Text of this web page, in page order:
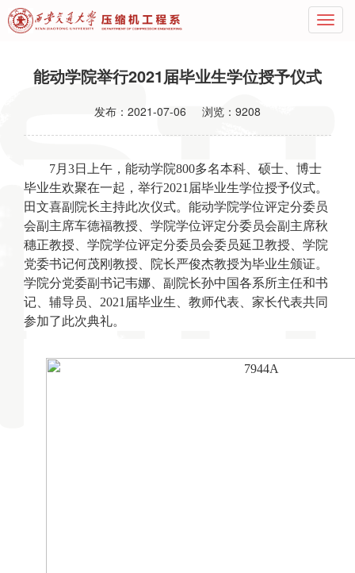
能动学院举行2021届毕业生学位授予仪式
发布： 2021-07-06 浏览： 9208
7月3日上午，能动学院800多名本科、硕士、博士
毕业生欢聚在一起，举行2021届毕业生学位授予仪式。
田文喜副院长主持此次仪式。能动学院学位评定分委员
会副主席车德福教授、学院学位评定分委员会副主席秋
穗正教授、学院学位评定分委员会委员延卫教授、学院
党委书记何茂刚教授、院长严俊杰教授为毕业生颁证。
学院分党委副书记韦娜、副院长孙中国各系所主任和书
记、辅导员、2021届毕业生、教师代表、家长代表共同
参加了此次典礼。